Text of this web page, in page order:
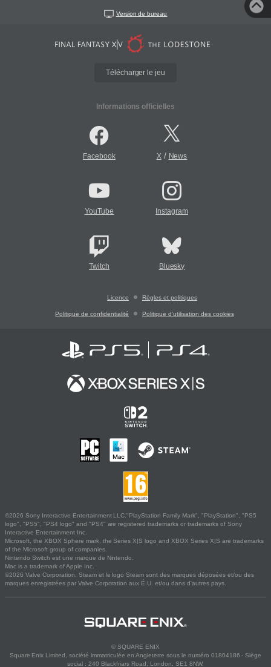
Version de bureau
Télécharger le jeu
Informations officielles
Facebook X/ News
YouTube Instagram
Twitch Bluesky
Licence Règles et politiques
Politique de confidentialité Politique d'utilisation des cookies
©2026 Sony Interactive Entertainment LLC."PlayStation Family Mark", "PlayStation", "PS5
logo", "PS5", "PS4 logo" and "PS4" are registered trademarks or trademarks of Sony
Interactive Entertainment Inc.
Microsoft, the XBOX Sphere mark, the Series X|S logo and XBOX Series X|S are trademarks
of the Microsoft group of companies.
Nintendo Switch est une marque de Nintendo.
Mac is a trademark of Apple Inc.
©2026 Valve Corporation. Steam et le logo Steam sont des marques déposées et/ou des
marques enregistrées par Valve Corporation aux É.U. et/ou dans d'autres pays.
© SQUARE ENIX
Square Enix Limited, société immatriculée en Angleterre sous le numéro 01804186 - Siège
social : 240 Blackfriars Road, London, SE1 8NW.